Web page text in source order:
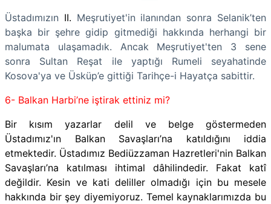
Üstadımızın II. Meşrutiyet'in ilanından sonra Selanik’ten
başka bir şehre gidip gitmediği hakkında herhangi bir
malumata ulaşamadık. Ancak Meşrutiyet'ten 3 sene
sonra Sultan Reşat ile yaptığı Rumeli seyahatinde
Kosova'ya ve Üsküp’e gittiği Tarihçe-i Hayatça sabittir.
6- Balkan Harbi’ne iştirak ettiniz mi?
Bir kısım yazarlar delil ve belge göstermeden
Üstadımız'ın Balkan Savaşları’na katıldığını iddia
etmektedir. Üstadımız Bediüzzaman Hazretleri'nin Balkan
Savaşları’na katılması ihtimal dâhilindedir. Fakat katî
değildir. Kesin ve kati deliller olmadığı için bu mesele
hakkında bir şey diyemiyoruz. Temel kaynaklarımızda bu